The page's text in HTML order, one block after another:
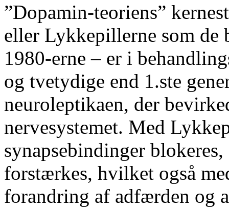
”Dopamin-teoriens”
eller Lykkepillerne som de
1980-erne – er i
og tvetydige end 1.ste
neuroleptikaen, der
nervesystemet. Med
synapsebindinger
forstærkes, hvilket også
forandring af adfærden og